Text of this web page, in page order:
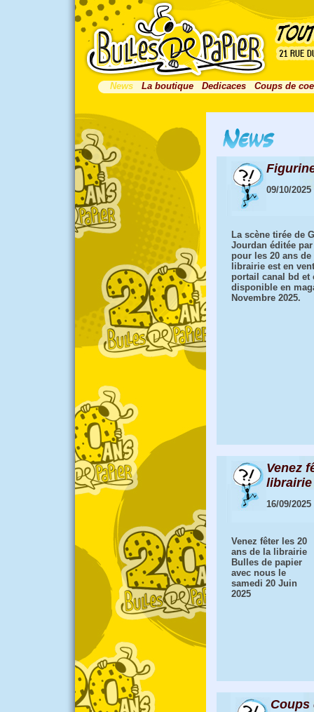
News La boutique Dedicaces Coups de
09/10/2025
La scène tirée de
Jourdan éditée
pour les 20 ans de
librairie est en
portail canal bd et
disponible en
Novembre 2025.
Venez
librairie
16/09/2025
Venez fêter les 20
ans de la librairie
Bulles de papier
avec nous le
samedi 20 Juin
2025
Coups